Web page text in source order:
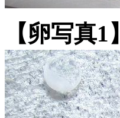
【卵写真1】